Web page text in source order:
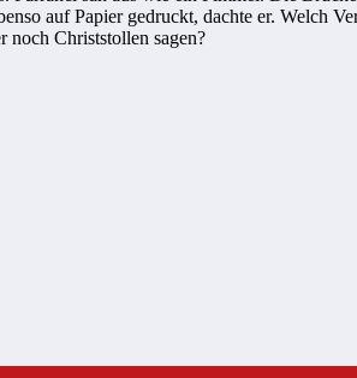
auf Papier gedruckt, dachte er. Welch
noch Christstollen sagen?